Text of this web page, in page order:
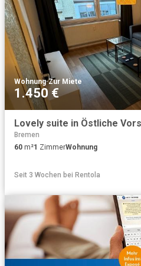
Wohnung·Zur Miete
1.450 €
Bremen
60 m²1 ZimmerWohnung
Seit 3 Wochen bei Rentola